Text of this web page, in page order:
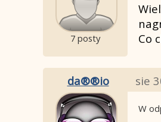
7 posty
Co
da®®io sie
W